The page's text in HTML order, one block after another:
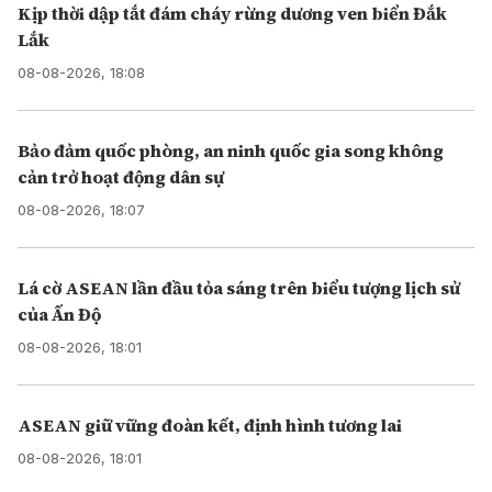
Kịp thời dập tắt đám cháy rừng dương ven biển Đắk
Lắk
08-08-2026, 18:08
Bảo đảm quốc phòng, an ninh quốc gia song không
cản trở hoạt động dân sự
08-08-2026, 18:07
Lá cờ ASEAN lần đầu tỏa sáng trên biểu tượng lịch sử
của Ấn Độ
08-08-2026, 18:01
ASEAN giữ vững đoàn kết, định hình tương lai
08-08-2026, 18:01